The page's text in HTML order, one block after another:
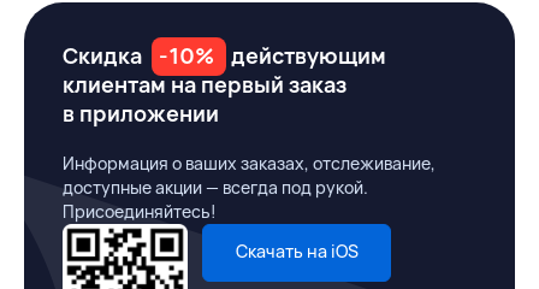
Скидка -10%
действующим
клиентам на первый заказ
в приложении
Информация о ваших заказах, отслеживание,
доступные акции — всегда под рукой.
Присоединяйтесь!
Скачать на iOS